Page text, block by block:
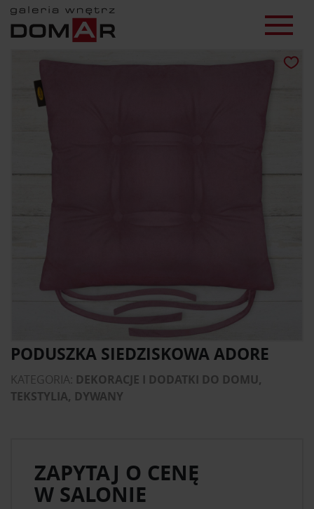
PODUSZKA SIEDZISKOWA ADORE
KATEGORIA: DEKORACJE I DODATKI DO DOMU,
TEKSTYLIA, DYWANY
ZAPYTAJ O CENĘ
W SALONIE